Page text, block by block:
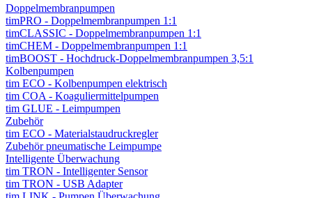
Doppelmembranpumpen
timPRO - Doppelmembranpumpen 1:1
timCLASSIC - Doppelmembranpumpen 1:1
timCHEM - Doppelmembranpumpen 1:1
timBOOST - Hochdruck-Doppelmembranpumpen 3,5:1
Kolbenpumpen
tim ECO - Kolbenpumpen elektrisch
tim COA - Koaguliermittelpumpen
tim GLUE - Leimpumpen
Zubehör
tim ECO - Materialstaudruckregler
Zubehör pneumatische Leimpumpe
Intelligente Überwachung
tim TRON - Intelligenter Sensor
tim TRON - USB Adapter